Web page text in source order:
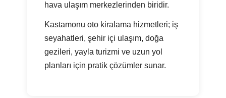
hava ulaşım merkezlerinden biridir.
Kastamonu oto kiralama hizmetleri; iş
seyahatleri, şehir içi ulaşım, doğa
gezileri, yayla turizmi ve uzun yol
planları için pratik çözümler sunar.